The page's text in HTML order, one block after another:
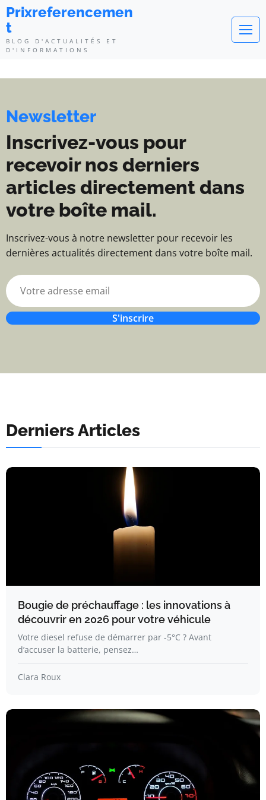
Prixreferencement - Blog
Prixreferencemen
t
BLOG D'ACTUALITÉS ET
D'INFORMATIONS
Newsletter
Inscrivez-vous pour
recevoir nos derniers
articles directement dans
votre boîte mail.
Inscrivez-vous à notre newsletter pour recevoir les
dernières actualités directement dans votre boîte mail.
S'inscrire
Derniers Articles
Bougie de préchauffage : les innovations à
découvrir en 2026 pour votre véhicule
Votre diesel refuse de démarrer par -5°C ? Avant
d’accuser la batterie, pensez…
Clara Roux